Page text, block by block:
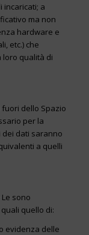
incaricati; a
ma non
hardware e
etc.) che
loro qualità di
dello Spazio
per la
dei dati saranno
a quelli
sono
quello di:
evidenza delle